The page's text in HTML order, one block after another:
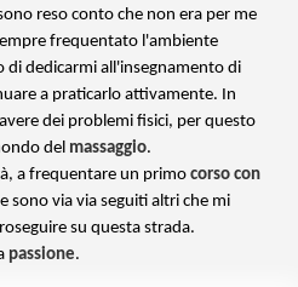
reso conto che non era per me
frequentato l'ambiente
di dedicarmi all'insegnamento di
a praticarlo attivamente. In
dei problemi fisici, per questo
del massaggio.
a frequentare un primo corso con
sono via via seguiti altri che mi
su questa strada.
passione.